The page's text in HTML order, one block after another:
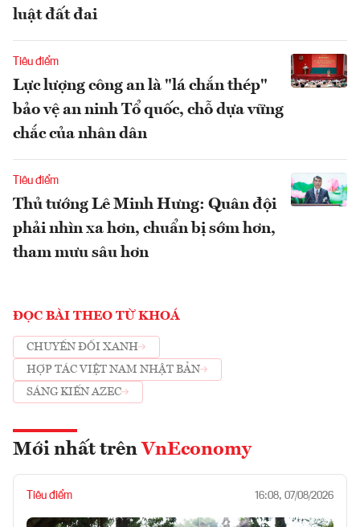
luật đất đai
Tiêu điểm
Lực lượng công an là "lá chắn thép"
bảo vệ an ninh Tổ quốc, chỗ dựa vững
chắc của nhân dân
Tiêu điểm
Thủ tướng Lê Minh Hưng: Quân đội
phải nhìn xa hơn, chuẩn bị sớm hơn,
tham mưu sâu hơn
ĐỌC BÀI THEO TỪ KHOÁ
CHUYỂN ĐỔI XANH
HỢP TÁC VIỆT NAM NHẬT BẢN
SÁNG KIẾN AZEC
Mới nhất trên VnEconomy
Tiêu điểm 16:08, 07/08/2026